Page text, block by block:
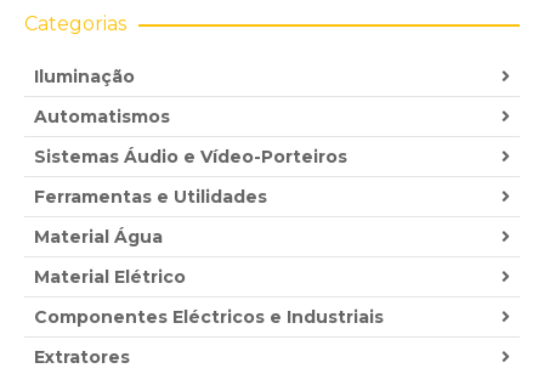
Categorias
Iluminação
Automatismos
Sistemas Áudio e Vídeo-Porteiros
Ferramentas e Utilidades
Material Água
Material Elétrico
Componentes Eléctricos e Industriais
Extratores